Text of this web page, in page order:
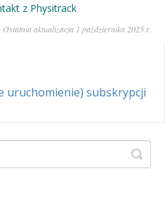
z Physitrack
Ostatnia aktualizacja 1 października 2025 r.
uruchomienie) subskrypcji